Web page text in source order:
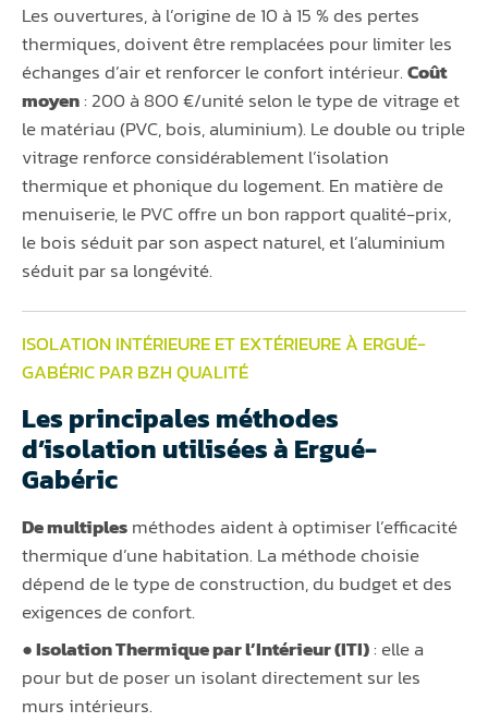
Les ouvertures, à l’origine de 10 à 15 % des pertes
thermiques, doivent être remplacées pour limiter les
échanges d’air et renforcer le confort intérieur.Coût
moyen: 200 à 800 €/unité selon le type de vitrage et
le matériau (PVC, bois, aluminium). Le double ou triple
vitrage renforce considérablement l’isolation
thermique et phonique du logement. En matière de
menuiserie, le PVC offre un bon rapport qualité-prix,
le bois séduit par son aspect naturel, et l’aluminium
séduit par sa longévité.
ISOLATION INTÉRIEURE ET EXTÉRIEURE À ERGUÉ-
GABÉRIC PAR BZH QUALITÉ
Les principales méthodes
d’isolation utilisées à Ergué-
Gabéric
De multiplesméthodes aident à optimiser l’efficacité
thermique d’une habitation. La méthode choisie
dépend de le type de construction, du budget et des
exigences de confort.
● Isolation Thermique par l’Intérieur (ITI): elle a
pour but de poser un isolant directement sur les
murs intérieurs.